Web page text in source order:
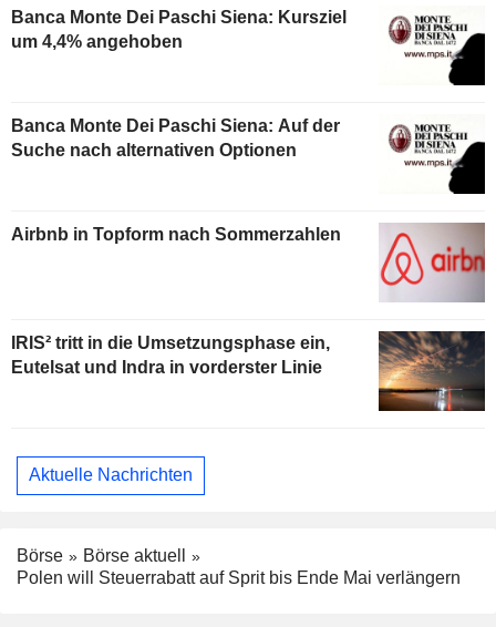
Banca Monte Dei Paschi Siena: Kursziel
um 4,4% angehoben
Banca Monte Dei Paschi Siena: Auf der
Suche nach alternativen Optionen
Airbnb in Topform nach Sommerzahlen
IRIS² tritt in die Umsetzungsphase ein,
Eutelsat und Indra in vorderster Linie
Aktuelle Nachrichten
Börse
Börse aktuell
Polen will Steuerrabatt auf Sprit bis Ende Mai verlängern